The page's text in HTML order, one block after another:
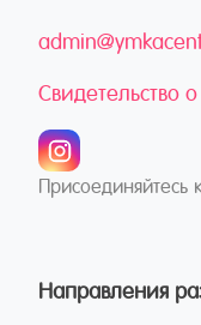
Свидетельство
Присоединяйтесь
Направления